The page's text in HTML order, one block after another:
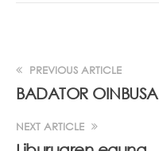
PREVIOUS ARTICLE
BADATOR OINBUSA
NEXT ARTICLE